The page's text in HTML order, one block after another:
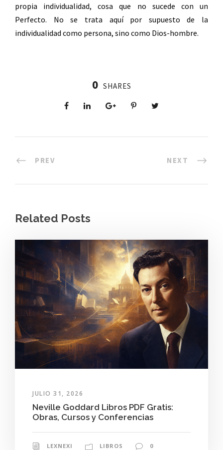
propia individualidad, cosa que no sucede con un
Perfecto. No se trata aquí por supuesto de la
individualidad como persona, sino como Dios-hombre.
0 SHARES
PREV NEXT
Related Posts
JULIO 31, 2026
Neville Goddard Libros PDF Gratis:
Obras, Cursos y Conferencias
LEXNEXI LIBROS 0